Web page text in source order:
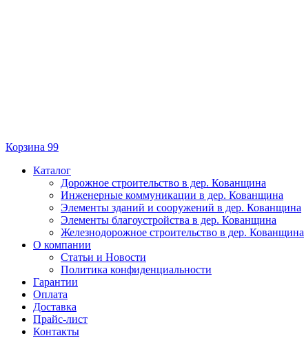
Корзина 99
Каталог
Дорожное строительство в дер. Кованщина
Инженерные коммуникации в дер. Кованщина
Элементы зданий и сооружений в дер. Кованщина
Элементы благоустройства в дер. Кованщина
Железнодорожное строительство в дер. Кованщина
О компании
Статьи и Новости
Политика конфиденциальности
Гарантии
Оплата
Доставка
Прайс-лист
Контакты